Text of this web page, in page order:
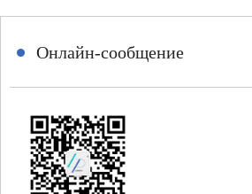
Онлайн-сообщение